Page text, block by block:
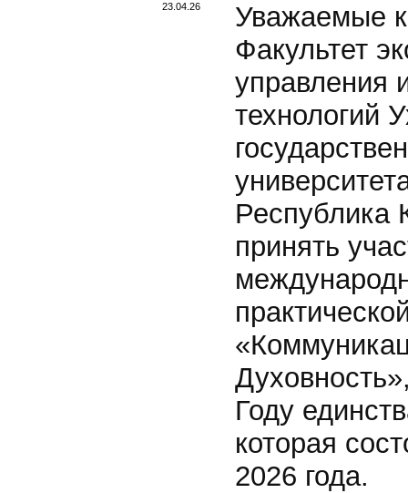
23.04.26
Уважаемые
Факультет
управления
технологий
Республика
принять
Году
которая
2026 года.